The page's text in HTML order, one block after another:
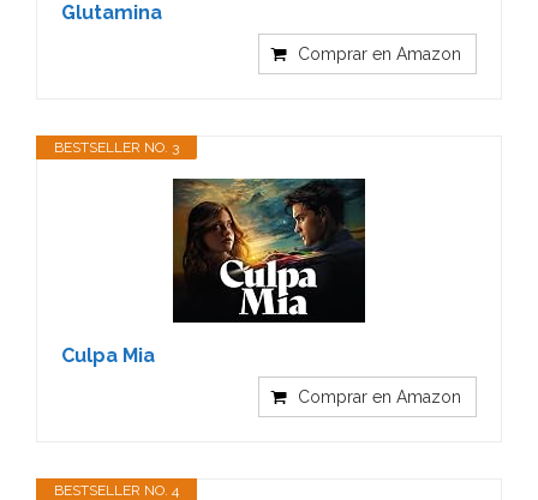
Glutamina
Comprar en Amazon
BESTSELLER NO. 3
Culpa Mia
Comprar en Amazon
BESTSELLER NO. 4